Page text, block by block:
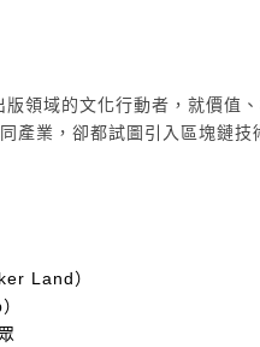
領域的文化行動者，就價值
產業，卻都試圖引入區塊鏈
）
Land）